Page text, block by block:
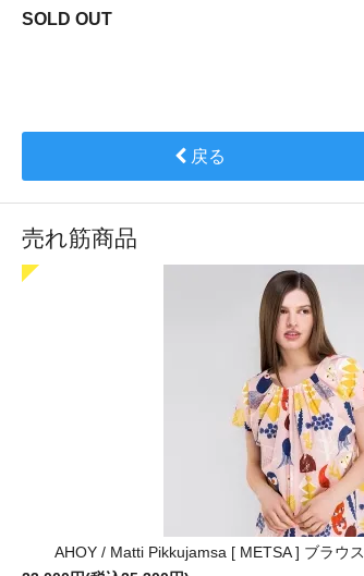
SOLD OUT
戻る
売れ筋商品
AHOY / Matti Pikkujamsa [ METSA ] ブラウス